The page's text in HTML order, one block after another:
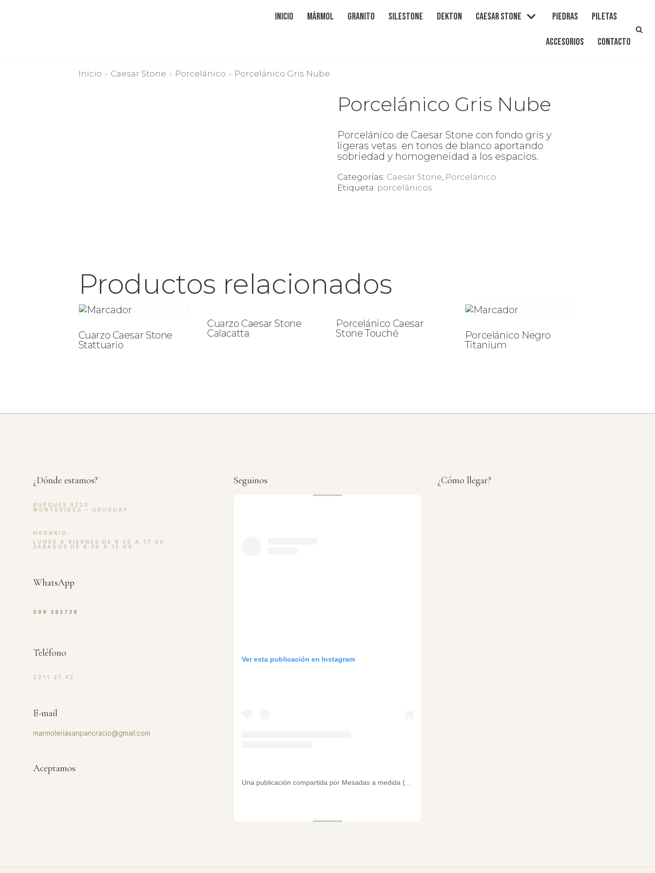
Inicio Mármol Granito Silestone Dekton Caesar Stone Piedras Piletas
Accesorios Contacto
Inicio » Caesar Stone » Porcelánico » Porcelánico Gris Nube
Porcelánico Gris Nube
Porcelánico de Caesar Stone con fondo gris y
ligeras vetas en tonos de blanco aportando
sobriedad y homogeneidad a los espacios.
Categorías: Caesar Stone, Porcelánico
Etiqueta: porcelánicos
Productos relacionados
Cuarzo Caesar Stone
Stattuario
Cuarzo Caesar Stone
Calacatta
Porcelánico Caesar
Stone Touché
Porcelánico Negro
Titanium
¿Dónde estamos?
BURGUES 4220
MONTEVIDEO – URUGUAY
HORARIO:
LUNES A VIERNES DE 8:30 A 17:00
SÁBADOS DE 8:30 A 13 HS.
WhatsApp
099 393738
Teléfono
2211 21 42
E-mail
marmoleriasanpancracio@gmail.com
Aceptamos
Seguinos
Ver esta publicación en Instagram
Una publicación compartida por Mesadas a medida (@marmoleriasanpancracio)
¿Cómo llegar?